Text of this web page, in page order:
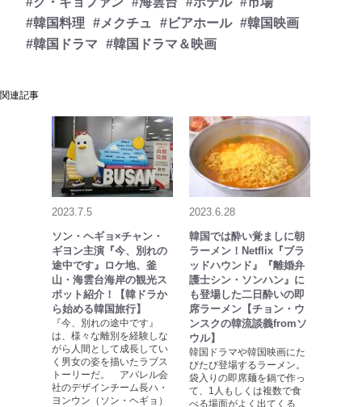
#韓国料理
#メクチュ #ビアホール #韓国映画
#韓国ドラマ
#韓国ドラマ＆映画
関連記事
2023.7.5
ソン・ヘギョ×チャン・
ギヨン主演『今、別れの
途中です』ロケ地、釜
山・海雲台海岸の観光ス
ポット紹介！【韓ドラか
ら始める韓国旅行】
『今、別れの途中です』
は、様々な離別を経験しな
がら人間として成長してい
く男女の姿を描いたラブス
トーリーだ。 アパレル会
社のデザインチーム長ハ・
ヨンウン（ソン・ヘギョ）
2023.6.28
韓国では酔い覚ましに朝
ラーメン！Netflix『ブラ
ッドハウンド』『離婚弁
護士シン・ソンハン』に
も登場した二日酔いの即
席ラーメン【チョン・ウ
ンスクの韓流談義fromソ
ウル】
韓国ドラマや韓国映画にた
びたび登場するラーメン。
袋入りの即席麺を鍋で作っ
て、1人もしくは複数で食
べる場面がよく出てくる